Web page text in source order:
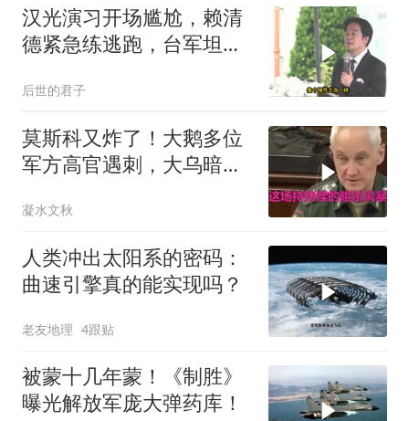
汉光演习开场尴尬，赖清
德紧急练逃跑，台军坦克
后世的君子
莫斯科又炸了！大鹅多位
军方高官遇刺，大乌暗杀
凝水文秋
人类冲出太阳系的密码：
曲速引擎真的能实现吗？
老友地理 4跟贴
被蒙十几年蒙！《制胜》
曝光解放军庞大弹药库！